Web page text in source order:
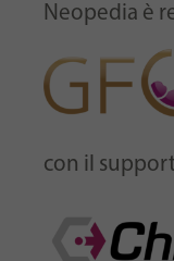
Neopedia è
con il